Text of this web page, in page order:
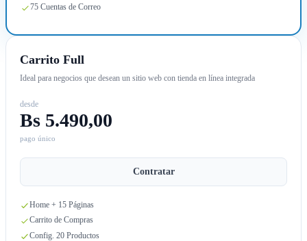
75 Cuentas de Correo
Carrito Full
Ideal para negocios que desean un sitio web con tienda en línea integrada
desde
Bs 5.490,00
pago único
Contratar
Home + 15 Páginas
Carrito de Compras
Config. 20 Productos